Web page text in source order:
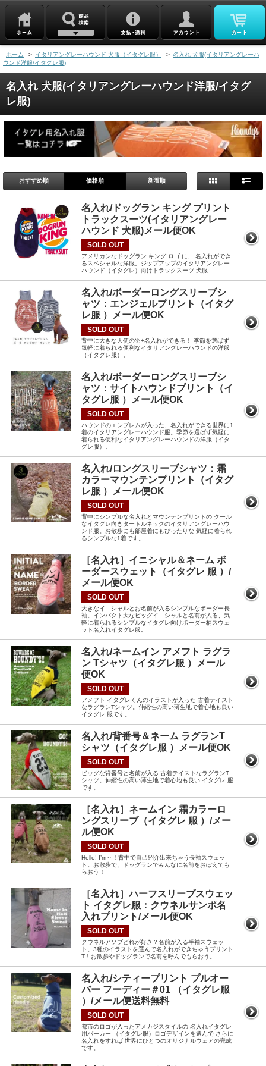
ホーム > イタリアングレーハウンド 犬服（イタグレ服） > 名入れ 犬服(イタリアングレーハ
ウンド洋服/イタグレ服)
名入れ 犬服(イタリアングレーハウンド洋服/イタグ
レ服)
おすすめ順 価格順 新着順
名入れ/ドッグラン キング プリント
トラックスーツ(イタリアングレー
ハウンド 犬服)メール便OK
SOLD OUT
アメリカンなドッグラン キング ロゴ に、 名入れができ
るスペシャルな洋服。ジップアップのイタリアングレー
ハウンド（イタグレ）向けトラックスーツ 犬服
名入れ/ボーダーロングスリーブシ
ャツ：エンジェルプリント（イタグ
レ服 ）メール便OK
SOLD OUT
背中に大きな天使の羽+名入れができる！ 季節を選ばず
気軽に着られる便利なイタリアングレーハウンドの洋服
（イタグレ服）。
名入れ/ボーダーロングスリーブシ
ャツ：サイトハウンドプリント（イ
タグレ服 ）メール便OK
SOLD OUT
ハウンドのエンブレムが入った、名入れができる世界に1
着のイタリアングレーハウンド服。季節を選ばず気軽に
着られる便利なイタリアングレーハウンドの洋服（イタ
グレ服）。
名入れ/ロングスリーブシャツ：霜
カラーマウンテンプリント（イタグ
レ服 ）メール便OK
SOLD OUT
背中にシンプルな名入れとマウンテンプリントの クール
なイタグレ向きタートルネックのイタリアングレーハウ
ンド服。お散歩にも部屋着にもぴったりな 気軽に着られ
るシンプルな1着です。
［名入れ］イニシャル＆ネーム ボ
ーダースウェット（イタグレ 服 ）/
メール便OK
SOLD OUT
大きなイニシャルとお名前が入るシンプルなボーダー長
袖。インパクト大なビッグイニシャルと名前が入る、気
軽に着られるシンプルなイタグレ向けボーダー柄スウェ
ット名入れイタグレ服。
名入れ/ネームイン アメフト ラグラ
ン Tシャツ（イタグレ服 ）メール
便OK
SOLD OUT
アメフト イタグレくんのイラストが入った 古着テイスト
なラグランTシャツ。伸縮性の高い薄生地で着心地も良い
イタグレ 服です。
名入れ/背番号＆ネーム ラグランT
シャツ（イタグレ服 ）メール便OK
SOLD OUT
ビッグな背番号と名前が入る 古着テイストなラグランT
シャツ。伸縮性の高い薄生地で着心地も良い イタグレ 服
です。
［名入れ］ネームイン 霜カラーロ
ングスリーブ（イタグレ 服 ）/メー
ル便OK
SOLD OUT
Hello! I’m～！背中で自己紹介出来ちゃう長袖スウェッ
ト。お散歩で、ドッグランでみんなに名前をおぼえても
らおう！
［名入れ］ハーフスリーブスウェッ
ト イタグレ服：クウネルサンポ名
入れプリント/メール便OK
SOLD OUT
クウネルアソブどれが好き？名前が入る半袖スウェッ
ト。3種のイラストを選んで名入れができちゃうプリント
T！お散歩やドッグランで名前を呼んでもらおう。
名入れ/シティープリント プルオー
バー フーディー＃01 （イタグレ服
）/メール便送料無料
SOLD OUT
都市のロゴが入ったアメカジスタイルの 名入れイタグレ
用パーカー （イタグレ服）ロゴデザインを選んで さらに
名入れをすれば 世界にひとつのオリジナルウェアの完成
です。